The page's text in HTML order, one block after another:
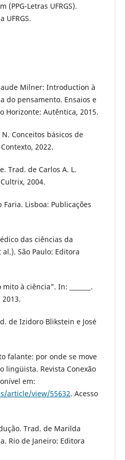
Letras UFRGS).
UFRGS.
Milner: Introduction à
do pensamento. Ensaios e
Horizonte: Autêntica, 2015.
N. Conceitos básicos de
2022.
Trad. de Carlos A. L.
2004.
Faria. Lisboa: Publicações
das ciências da
São Paulo: Editora
à ciência”. In: _______.
2013.
de Izidoro Blikstein e José
falante: por onde se move
lingüista. Revista Conexão
em:
article/view/55632. Acesso
Trad. de Marilda
Rio de Janeiro: Editora